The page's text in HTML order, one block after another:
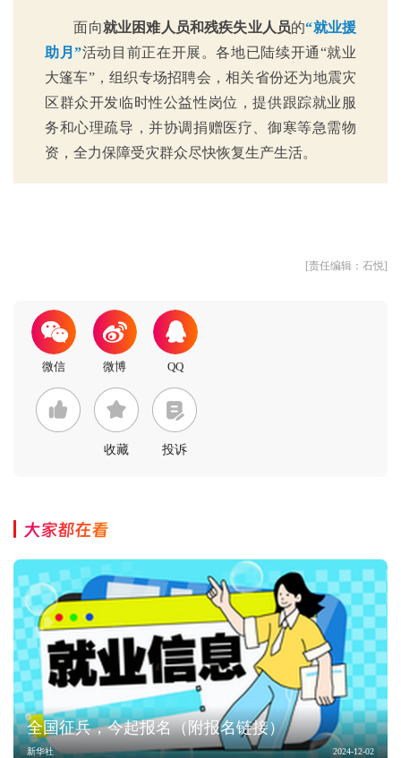
面向就业困难人员和残疾失业人员的“就业援
助月”活动目前正在开展。各地已陆续开通“就业
大篷车”，组织专场招聘会，相关省份还为地震灾
区群众开发临时性公益性岗位，提供跟踪就业服
务和心理疏导，并协调捐赠医疗、御寒等急需物
资，全力保障受灾群众尽快恢复生产生活。
[责任编辑：石悦]
收藏 投诉
大家都在看
全国征兵，今起报名（附报名链接）
新华社 2024-12-02